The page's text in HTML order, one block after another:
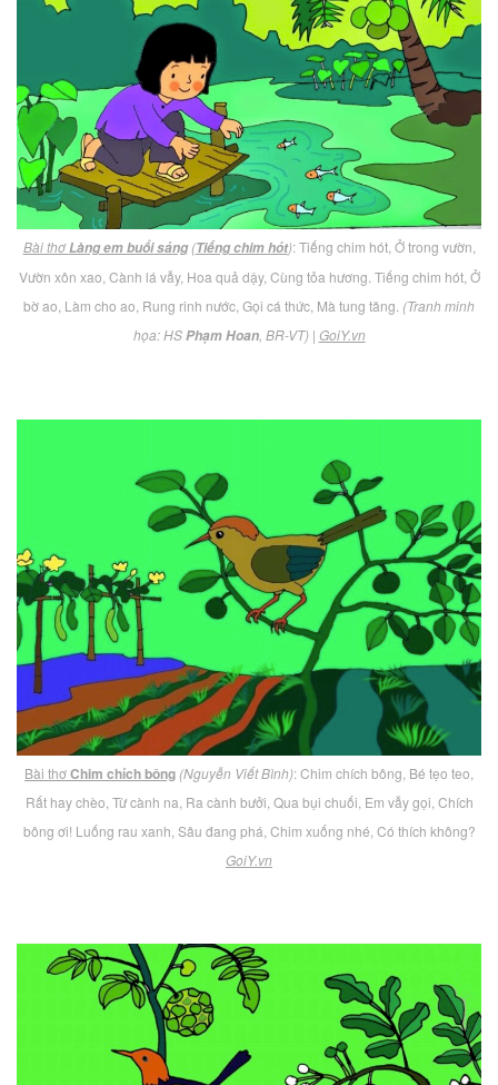
Bài thơLàng em buổi sáng(Tiếng chim hót): Tiếng chim hót, Ở trong vườn,
Vườn xôn xao, Cành lá vẫy, Hoa quả dậy, Cùng tỏa hương. Tiếng chim hót, Ở
bờ ao, Làm cho ao, Rung rinh nước, Gọi cá thức, Mà tung tăng. (Tranh minh
họa: HSPhạm Hoan, BR-VT)| GoiY.vn
Bài thơChim chích bông (Nguyễn Viết Bình): Chim chích bông, Bé tẹo teo,
Rất hay chèo, Từ cành na, Ra cành bưởi, Qua bụi chuối, Em vẫy gọi, Chích
bông ơi! Luống rau xanh, Sâu đang phá, Chim xuống nhé, Có thích không?
GoiY.vn